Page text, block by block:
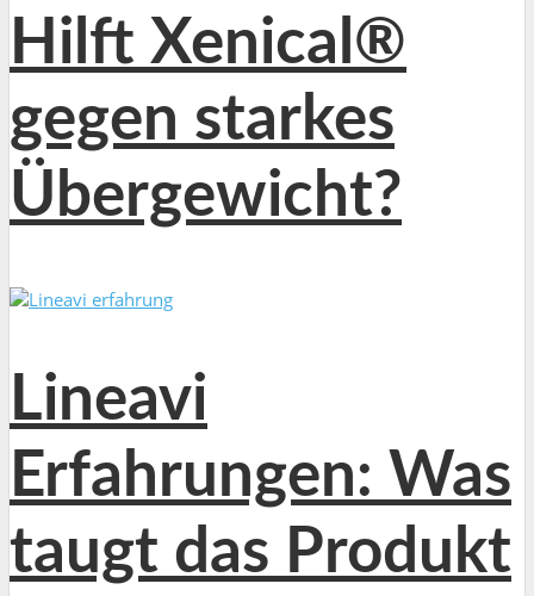
Hilft Xenical®
gegen starkes
Übergewicht?
Lineavi
Erfahrungen: Was
taugt das Produkt